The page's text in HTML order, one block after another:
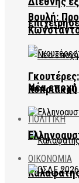
Νέα εποχή
ΠΟΛΙΤΙΚΗ
Βουλή:
Κυπριακού
ΟΙΚΟΝΟΜΙΑ